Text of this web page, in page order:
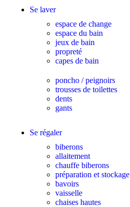
Se laver
espace de change
espace du bain
jeux de bain
propreté
capes de bain
poncho / peignoirs
trousses de toilettes
dents
gants
Se régaler
biberons
allaitement
chauffe biberons
préparation et stockage
bavoirs
vaisselle
chaises hautes